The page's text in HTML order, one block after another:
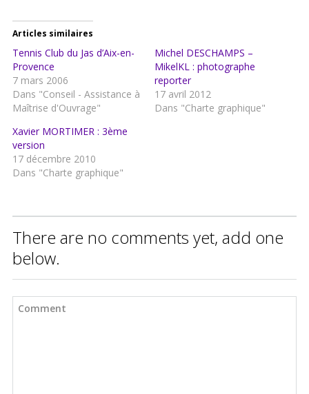
Articles similaires
Tennis Club du Jas d’Aix-en-
Provence
7 mars 2006
Dans "Conseil - Assistance à
Maîtrise d'Ouvrage"
Michel DESCHAMPS –
MikelKL : photographe
reporter
17 avril 2012
Dans "Charte graphique"
Xavier MORTIMER : 3ème
version
17 décembre 2010
Dans "Charte graphique"
There are no comments yet, add one
below.